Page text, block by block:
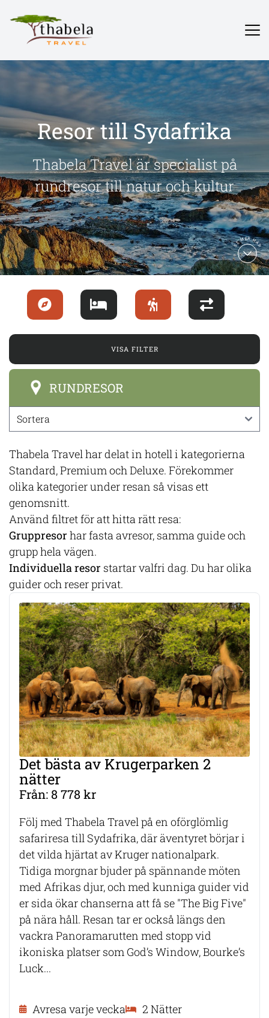
SE MER HÄR
Resor till Sydafrika
Thabela Travel är specialist på
rundresor till natur och kultur
VISA FILTER
RUNDRESOR
Thabela Travel har delat in hotell i kategorierna
Standard, Premium och Deluxe. Förekommer
olika kategorier under resan så visas ett
genomsnitt.
Använd filtret för att hitta rätt resa:
Gruppresor har fasta avresor, samma guide och
grupp hela vägen.
Individuella resor startar valfri dag. Du har olika
guider och reser privat.
Det bästa av Krugerparken 2
nätter
Från: 8 778 kr
Följ med Thabela Travel på en oförglömlig
safariresa till Sydafrika, där äventyret börjar i
det vilda hjärtat av Kruger nationalpark.
Tidiga morgnar bjuder på spännande möten
med Afrikas djur, och med kunniga guider vid
er sida ökar chanserna att få se "The Big Five"
på nära håll. Resan tar er också längs den
vackra Panoramarutten med stopp vid
ikoniska platser som God’s Window, Bourke’s
Luck...
Avresa varje vecka
2 Nätter